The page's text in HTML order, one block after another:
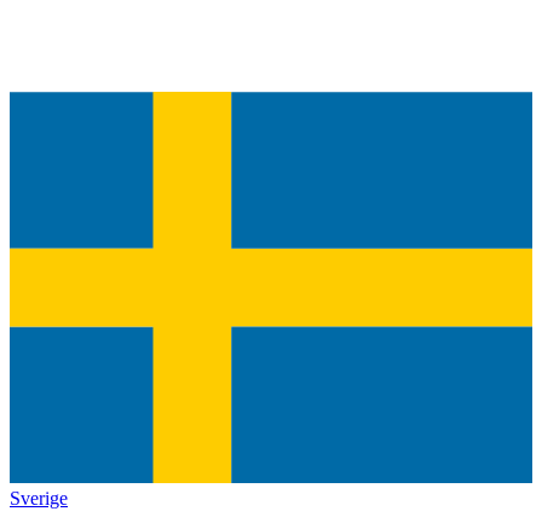
Sverige